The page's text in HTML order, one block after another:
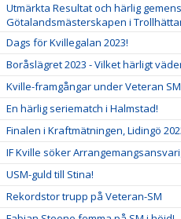
Utmärkta Resultat och härlig
Götalandsmästerskapen i
Dags för Kvillegalan 2023!
Boråslägret 2023 - Vilket härligt
Kville-framgångar under Veteran
En härlig seriematch i Halmstad!
Finalen i Kraftmätningen, Lidingö
IF Kville söker
USM-guld till Stina!
Rekordstor trupp på Veteran-SM